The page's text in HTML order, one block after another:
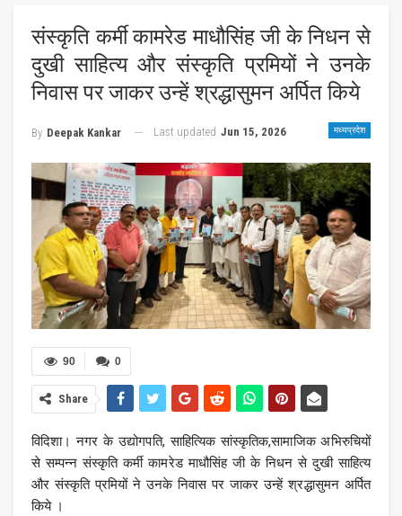
संस्कृति कर्मी कामरेड माधौसिंह जी के निधन से
दुखी साहित्य और संस्कृति प्रमियों ने उनके
निवास पर जाकर उन्हें श्रद्धासुमन अर्पित किये
मध्यप्रदेश
By Deepak Kankar Last updated Jun 15, 2026
0
90
Share
विदिशा। नगर के उद्योगपति, साहित्यिक सांस्कृतिक,सामाजिक अभिरुचियों
से सम्पन्न संस्कृति कर्मी कामरेड माधौसिंह जी के निधन से दुखी साहित्य
और संस्कृति प्रमियों ने उनके निवास पर जाकर उन्हें श्रद्धासुमन अर्पित
किये ।